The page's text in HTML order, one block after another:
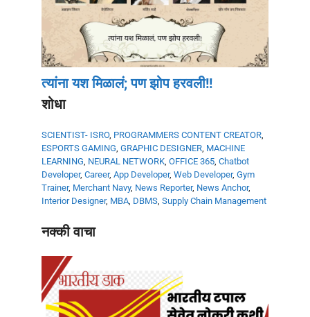
त्यांना यश मिळालं; पण झोप हरवली!!
शोधा
SCIENTIST- ISRO, PROGRAMMERS CONTENT CREATOR,
ESPORTS GAMING, GRAPHIC DESIGNER, MACHINE
LEARNING, NEURAL NETWORK, OFFICE 365, Chatbot
Developer, Career, App Developer, Web Developer, Gym
Trainer, Merchant Navy, News Reporter, News Anchor,
Interior Designer, MBA, DBMS, Supply Chain Management
नक्की वाचा